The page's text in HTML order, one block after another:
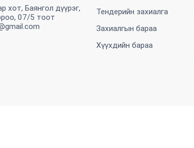
хот, Баянгол дүүрэг,
07/5 тоот
Тендерийн захиалга
Захиалгын бараа
Хүүхдийн бараа